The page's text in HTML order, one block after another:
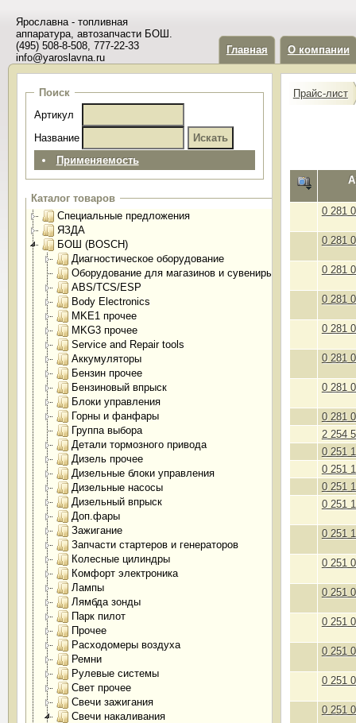
Ярославна - топливная
аппаратура, автозапчасти БОШ.
(495) 508-8-508, 777-22-33
info@yaroslavna.ru
Главная О компании
Поиск
Артикул
Название
Применяемость
Каталог товаров
Специальные предложения
ЯЗДА
БОШ (BOSCH)
Диагностическое оборудование
Оборудование для магазинов и сувениры
ABS/TCS/ESP
Body Electronics
MKE1 прочее
MKG3 прочее
Service and Repair tools
Аккумуляторы
Бензин прочее
Бензиновый впрыск
Блоки управления
Горны и фанфары
Группа выбора
Детали тормозного привода
Дизель прочее
Дизельные блоки управления
Дизельные насосы
Дизельный впрыск
Доп.фары
Зажигание
Запчасти стартеров и генераторов
Колесные цилиндры
Комфорт электроника
Лампы
Лямбда зонды
Парк пилот
Прочее
Расходомеры воздуха
Ремни
Рулевые системы
Свет прочее
Свечи зажигания
Свечи накаливания
Прайс-лист
0 281
0 281
0 281
0 281
0 281
0 281
0 281
0 281
2 254
0 251
0 251
0 251
0 251
0 251
0 251
0 251
0 251
0 251
0 251
0 251